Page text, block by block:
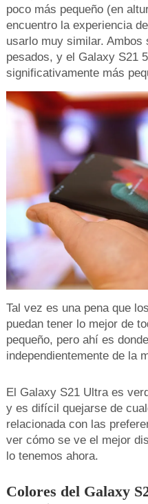
poco más pequeño (en
encuentro la experiencia
usarlo muy similar. Ambos
pesados, y el Galaxy S21
significativamente más
Tal vez es una pena que
puedan tener lo mejor de
pequeño, pero ahí es
independientemente de la
El Galaxy S21 Ultra es
y es difícil quejarse de
relacionada con las
ver cómo se ve el mejor
lo tenemos ahora.
Colores del Galaxy